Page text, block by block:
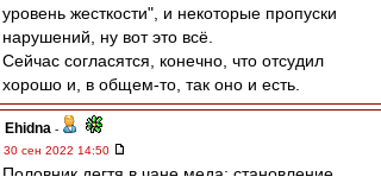
уровень жесткости", и некоторые пропуски
нарушений, ну вот это всё.
Сейчас согласятся, конечно, что отсудил
хорошо и, в общем-то, так оно и есть.
Ehidna -
30 сен 2022 14:50
Половник дегтя в чане меда: становление